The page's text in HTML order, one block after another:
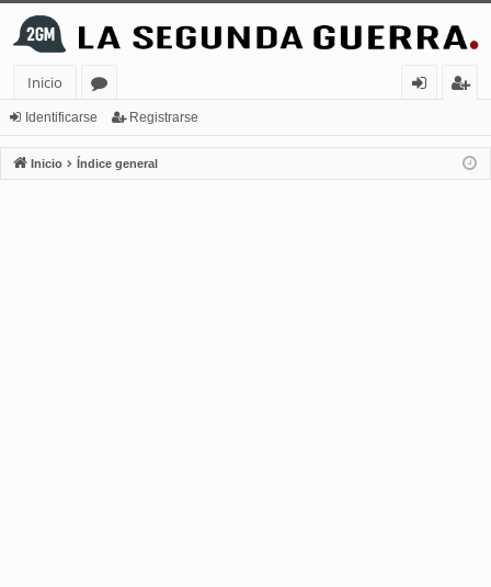
Inicio
or
os
nt
ifi
ist
ra
Identificarse Registrarse
Inicio Índice general